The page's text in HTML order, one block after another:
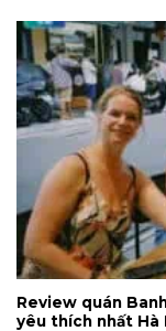
Review quán
yêu thích nhất Hà